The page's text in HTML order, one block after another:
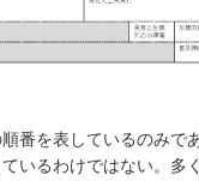
番を表しているのみで
いるわけではない。多